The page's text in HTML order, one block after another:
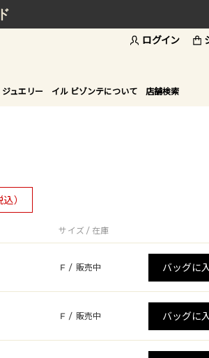
ログイン
ュエリー イル ビゾンテについて 店舗検索
）
サイズ / 在庫
F / 販売中 バッグに
F / 販売中 バッグに